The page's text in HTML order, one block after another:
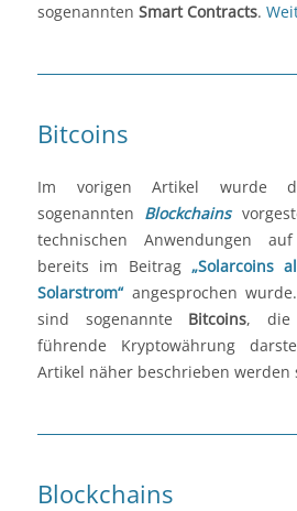
sogenannten Smart Contracts.
Bitcoins
Im vorigen Artikel wurde
sogenannten Blockchains
technischen Anwendungen
bereits im Beitrag „Solarcoins
Solarstrom“angesprochen
sind sogenannte Bitcoins, die
führende Kryptowährung
Artikel näher beschrieben werden
Blockchains